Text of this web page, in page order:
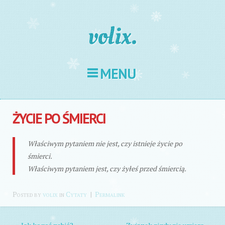
volix.
MENU
ŻYCIE PO ŚMIERCI
Właściwym pytaniem nie jest, czy istnieje życie po
śmierci.
Właściwym pytaniem jest, czy żyłeś przed śmiercią.
Posted byvolix in Cytaty | Permalink